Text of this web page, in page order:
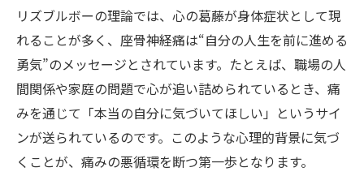
リズブルボーの理論では、心の葛藤が身体症状として現
れることが多く、座骨神経痛は“自分の人生を前に進める
勇気”のメッセージとされています。たとえば、職場の人
間関係や家庭の問題で心が追い詰められているとき、痛
みを通じて「本当の自分に気づいてほしい」というサイ
ンが送られているのです。このような心理的背景に気づ
くことが、痛みの悪循環を断つ第一歩となります。